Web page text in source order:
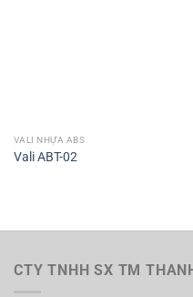
VALI NHỰA ABS
Vali ABT-02
CTY TNHH SX TM